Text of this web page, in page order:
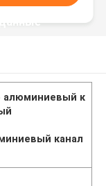
алюминиевый к
канал